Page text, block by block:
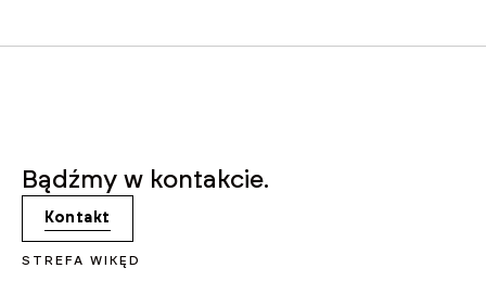
Bądźmy w kontakcie.
Kontakt
STREFA WIKĘD